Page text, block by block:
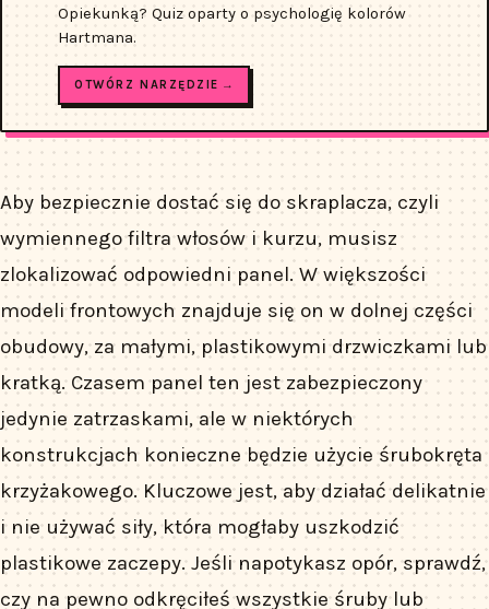
Opiekunką? Quiz oparty o psychologię kolorów
Hartmana.
OTWÓRZ NARZĘDZIE →
Aby bezpiecznie dostać się do skraplacza, czyli
wymiennego filtra włosów i kurzu, musisz
zlokalizować odpowiedni panel. W większości
modeli frontowych znajduje się on w dolnej części
obudowy, za małymi, plastikowymi drzwiczkami lub
kratką. Czasem panel ten jest zabezpieczony
jedynie zatrzaskami, ale w niektórych
konstrukcjach konieczne będzie użycie śrubokręta
krzyżakowego. Kluczowe jest, aby działać delikatnie
i nie używać siły, która mogłaby uszkodzić
plastikowe zaczepy. Jeśli napotykasz opór, sprawdź,
czy na pewno odkręciłeś wszystkie śruby lub